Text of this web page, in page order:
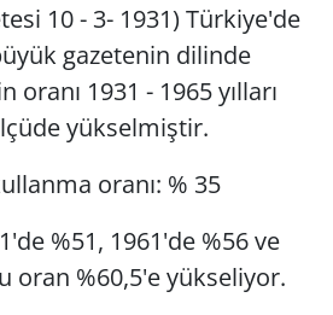
10 - 3- 1931) Türkiye'de
gazetenin dilinde
1931 - 1965 yılları
yükselmiştir.
oranı: % 35
%51, 1961'de %56 ve
oran %60,5'e yükseliyor.